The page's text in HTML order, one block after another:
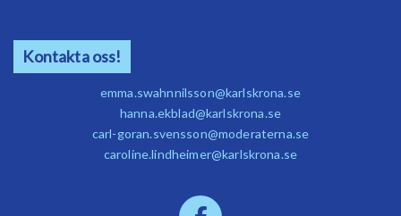
Kontakta oss!
emma.swahnnilsson@karlskrona.se
hanna.ekblad@karlskrona.se
carl-goran.svensson@moderaterna.se
caroline.lindheimer@karlskrona.se